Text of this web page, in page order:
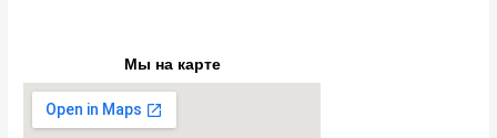
Мы на карте